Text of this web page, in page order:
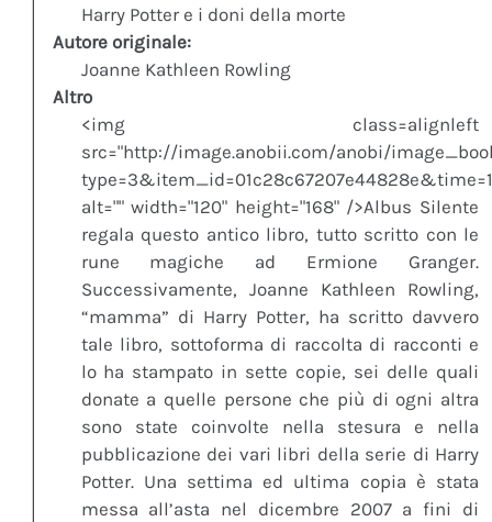
Harry Potter e i doni della morte
Autore originale:
Joanne Kathleen Rowling
Altro
<img class=alignleft
src="http://image.anobii.com/anobi/
alt="" width="120" height="168" />Albus Silente
regala questo antico libro, tutto scritto con le
rune magiche ad Ermione Granger.
Successivamente, Joanne Kathleen Rowling,
“mamma” di Harry Potter, ha scritto davvero
tale libro, sottoforma di raccolta di racconti e
lo ha stampato in sette copie, sei delle quali
donate a quelle persone che più di ogni altra
sono state coinvolte nella stesura e nella
pubblicazione dei vari libri della serie di Harry
Potter. Una settima ed ultima copia è stata
messa all’asta nel dicembre 2007 a fini di